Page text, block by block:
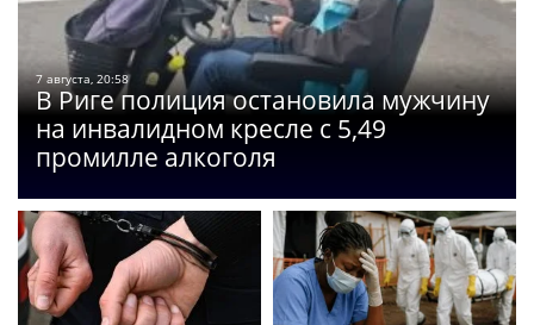
7 августа, 20:58
В Риге полиция остановила мужчину
на инвалидном кресле с 5,49
промилле алкоголя